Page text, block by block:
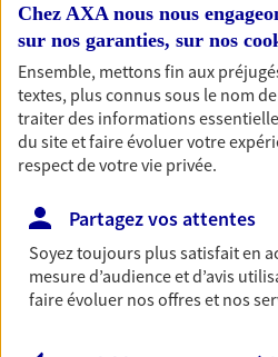
Nos offres
Réalisez vos projets grâce à
immobilier, études des
du monde… Épargnez à
simplement, selon votre
Chez AXA nous nous
sur nos garanties, sur nos
Ensemble, mettons fin aux
textes, plus connus sous le nom de
traiter des informations
du site et faire évoluer votre
respect de votre vie privée.
Partagez vos attentes
Soyez toujours plus satisfait en
mesure d’audience et d’avis
faire évoluer nos offres et nos